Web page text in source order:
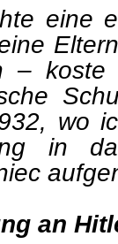
eine
–
wo
in
an